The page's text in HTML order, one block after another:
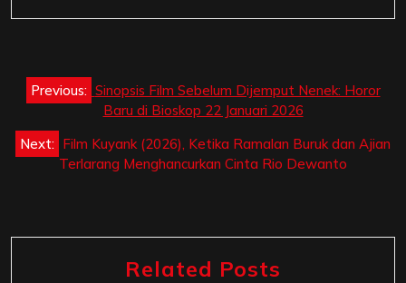
Post
navigation
Previous: Sinopsis Film Sebelum Dijemput Nenek: Horor
Baru di Bioskop 22 Januari 2026
Next: Film Kuyank (2026), Ketika Ramalan Buruk dan Ajian
Terlarang Menghancurkan Cinta Rio Dewanto
Related Posts